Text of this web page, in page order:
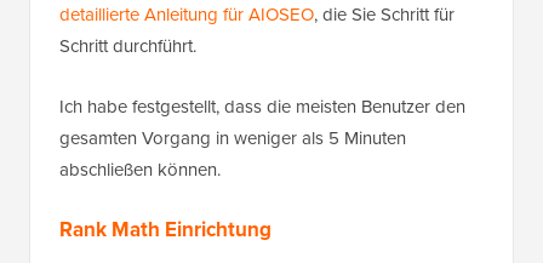
detaillierte Anleitung für AIOSEO, die Sie Schritt für
Schritt durchführt.
Ich habe festgestellt, dass die meisten Benutzer den
gesamten Vorgang in weniger als 5 Minuten
abschließen können.
Rank Math Einrichtung